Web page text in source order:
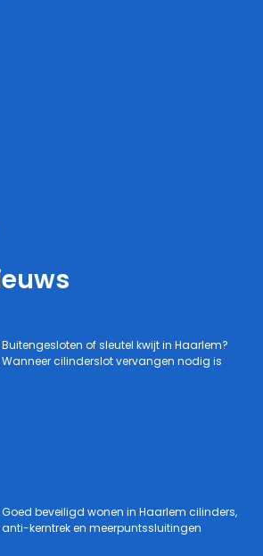
Buitengesloten of sleutel kwijt in Haarlem?
Wanneer cilinderslot vervangen nodig is
Goed beveiligd wonen in Haarlem cilinders,
anti-kerntrek en meerpuntssluitingen